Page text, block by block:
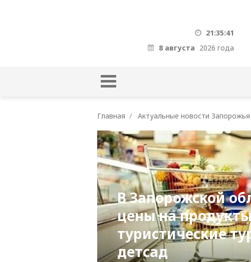
21:35:42
8 августа 2026 года
Главная Актуальные новости
В Запорожской
цены на
туристические
детсад